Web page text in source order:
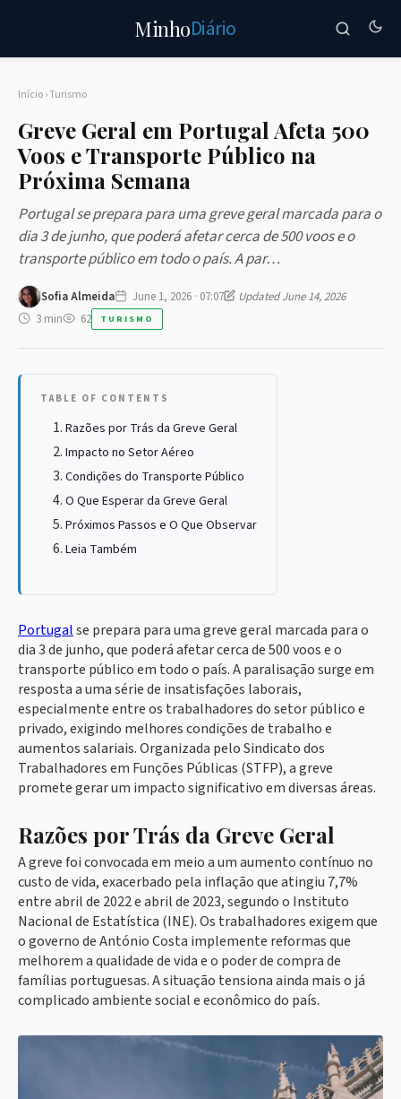
MinhoDiário
Início›Turismo
Greve Geral em Portugal Afeta 500
Voos e Transporte Público na
Próxima Semana
Portugal se prepara para uma greve geral marcada para o
dia 3 de junho, que poderá afetar cerca de 500 voos e o
transporte público em todo o país. A par…
Sofia Almeida June 1, 2026 · 07:07
Updated June 14, 2026
3 min
62 TURISMO
TABLE OF CONTENTS
Razões por Trás da Greve Geral
Impacto no Setor Aéreo
Condições do Transporte Público
O Que Esperar da Greve Geral
Próximos Passos e O Que Observar
Leia Também
Portugalse prepara para uma greve geral marcada para o
dia 3 de junho, que poderá afetar cerca de 500 voos e o
transporte público em todo o país. A paralisação surge em
resposta a uma série de insatisfações laborais,
especialmente entre os trabalhadores do setor público e
privado, exigindo melhores condições de trabalho e
aumentos salariais. Organizada pelo Sindicato dos
Trabalhadores em Funções Públicas (STFP), a greve
promete gerar um impacto significativo em diversas áreas.
Razões por Trás da Greve Geral
A greve foi convocada em meio a um aumento contínuo no
custo de vida, exacerbado pela inflação que atingiu 7,7%
entre abril de 2022 e abril de 2023, segundo o Instituto
Nacional de Estatística (INE). Os trabalhadores exigem que
o governo de António Costa implemente reformas que
melhorem a qualidade de vida e o poder de compra de
famílias portuguesas. A situação tensiona ainda mais o já
complicado ambiente social e econômico do país.